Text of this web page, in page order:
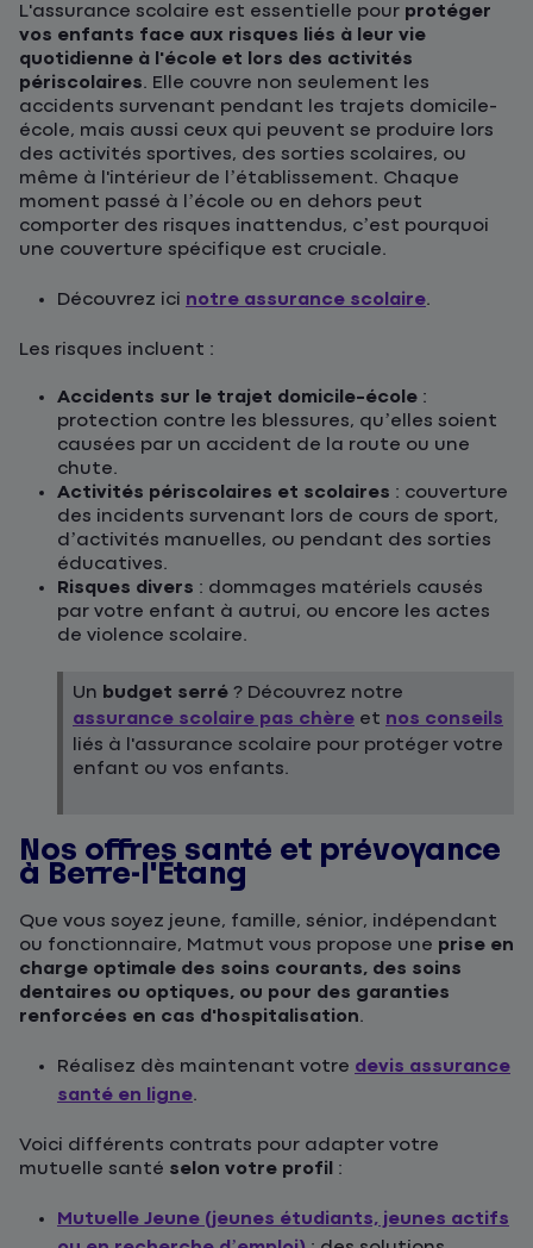
L'assurance scolaire est essentielle pour protéger
vos enfants face aux risques liés à leur vie
quotidienne à l'école et lors des activités
périscolaires. Elle couvre non seulement les
accidents survenant pendant les trajets domicile-
école, mais aussi ceux qui peuvent se produire lors
des activités sportives, des sorties scolaires, ou
même à l'intérieur de l’établissement. Chaque
moment passé à l’école ou en dehors peut
comporter des risques inattendus, c’est pourquoi
une couverture spécifique est cruciale.
Découvrez ici notre assurance scolaire.
Les risques incluent :
Accidents sur le trajet domicile-école :
protection contre les blessures, qu’elles soient
causées par un accident de la route ou une
chute.
Activités périscolaires et scolaires : couverture
des incidents survenant lors de cours de sport,
d’activités manuelles, ou pendant des sorties
éducatives.
Risques divers : dommages matériels causés
par votre enfant à autrui, ou encore les actes
de violence scolaire.
Un budget serré ? Découvrez notre
assurance scolaire pas chère et nos conseils
liés à l'assurance scolaire pour protéger votre
enfant ou vos enfants.
Nos offres santé et prévoyance
à Berre-l'Étang
Que vous soyez jeune, famille, sénior, indépendant
ou fonctionnaire, Matmut vous propose une prise en
charge optimale des soins courants, des soins
dentaires ou optiques, ou pour des garanties
renforcées en cas d'hospitalisation.
Réalisez dès maintenant votre devis assurance
santé en ligne.
Voici différents contrats pour adapter votre
mutuelle santé selon votre profil :
Mutuelle Jeune (jeunes étudiants, jeunes actifs